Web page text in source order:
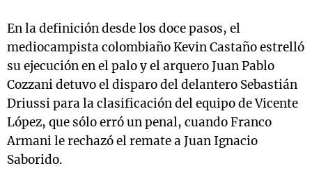
En la definición desde los doce pasos, el
mediocampista colombiaño Kevin Castaño estrelló
su ejecución en el palo y el arquero Juan Pablo
Cozzani detuvo el disparo del delantero Sebastián
Driussi para la clasificación del equipo de Vicente
López, que sólo erró un penal, cuando Franco
Armani le rechazó el remate a Juan Ignacio
Saborido.